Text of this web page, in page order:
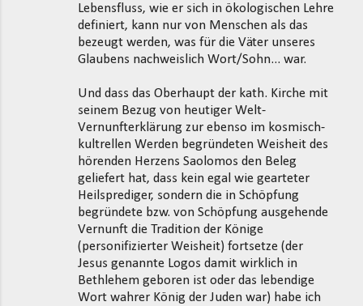
Lebensfluss, wie er sich in ökologischen Lehre
definiert, kann nur von Menschen als das
bezeugt werden, was für die Väter unseres
Glaubens nachweislich Wort/Sohn... war.
Und dass das Oberhaupt der kath. Kirche mit
seinem Bezug von heutiger Welt-
Vernunfterklärung zur ebenso im kosmisch-
kultrellen Werden begründeten Weisheit des
hörenden Herzens Saolomos den Beleg
geliefert hat, dass kein egal wie gearteter
Heilsprediger, sondern die in Schöpfung
begründete bzw. von Schöpfung ausgehende
Vernunft die Tradition der Könige
(personifizierter Weisheit) fortsetze (der
Jesus genannte Logos damit wirklich in
Bethlehem geboren ist oder das lebendige
Wort wahrer König der Juden war) habe ich